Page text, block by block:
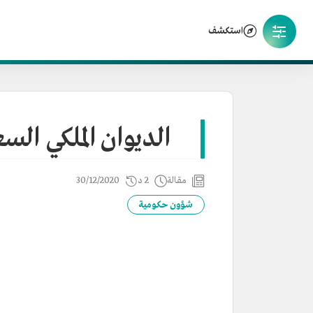
استكشف
الديوان الملكي
مقالة 2 د 30/12/2020
شؤون حكومية